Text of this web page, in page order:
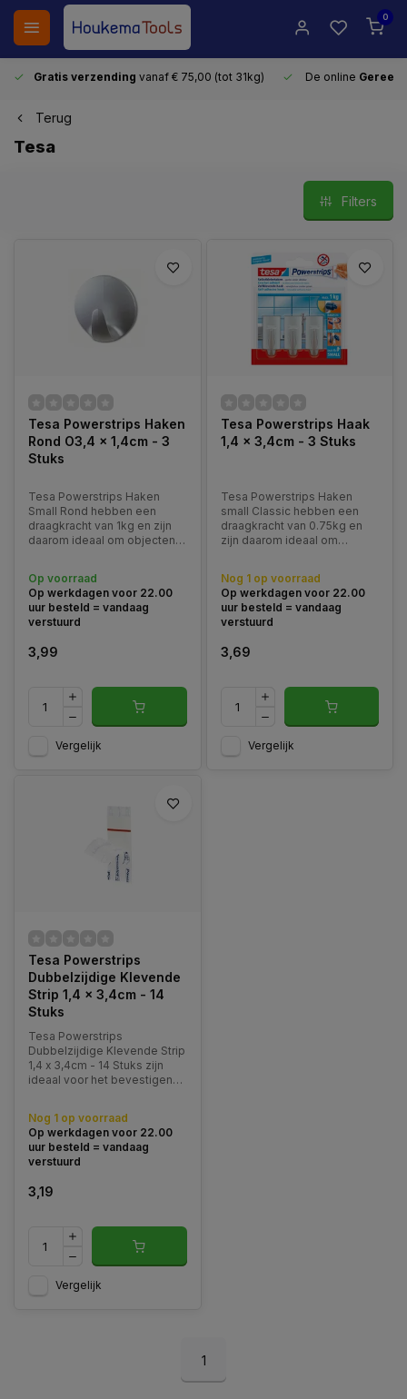
0
Gratis verzending vanaf € 75,00 (tot 31kg) De online
Terug
Tesa
Filters
Tesa Powerstrips Haken
Rond O3,4 x 1,4cm - 3
Stuks
Tesa Powerstrips Haken
Small Rond hebben een
draagkracht van 1kg en zijn
daarom ideaal om objecten
Op voorraad
Op werkdagen voor 22.00
uur besteld = vandaag
verstuurd
3,99
Vergelijk
Tesa Powerstrips Haak
1,4 x 3,4cm - 3 Stuks
Tesa Powerstrips Haken
small Classic hebben een
draagkracht van 0.75kg en
zijn daarom ideaal om
badkamer.
Nog 1 op voorraad
Op werkdagen voor 22.00
uur besteld = vandaag
verstuurd
3,69
Vergelijk
Tesa Powerstrips
Dubbelzijdige Klevende
Strip 1,4 x 3,4cm - 14
Stuks
Tesa Powerstrips
Dubbelzijdige Klevende Strip
1,4 x 3,4cm - 14 Stuks zijn
ideaal voor het bevestigen
tot 1 kg en kunnen
moeiteloos worden
verwijderd.
Nog 1 op voorraad
Op werkdagen voor 22.00
uur besteld = vandaag
verstuurd
3,19
Vergelijk
1